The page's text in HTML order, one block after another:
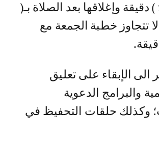
الجمعة بـ( 20 ) دقيقة وإغلاقها بعد الصلاة بـ(
تتجاوز خطبة الجمعة مع
الى الإبقاء على تعليق
والبرامج الدعوية
وكذلك حلقات التحفيظ في